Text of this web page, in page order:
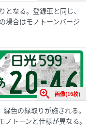
なる。登録車と同じ、
場合はモノトーンバージ
画像(16枚)
色の縁取りが施される。
トーンと仕様が異なる。